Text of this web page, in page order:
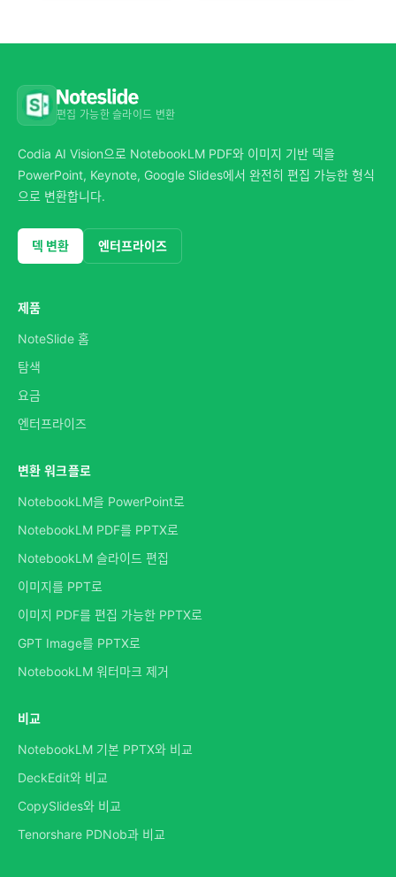
편집 가능한 슬라이드 변환
Codia AI Vision으로 NotebookLM PDF와 이미지 기반 덱을
PowerPoint, Keynote, Google Slides에서 완전히 편집 가능한 형식
으로 변환합니다.
덱 변환 엔터프라이즈
제품
NoteSlide 홈
탐색
요금
엔터프라이즈
변환 워크플로
NotebookLM을 PowerPoint로
NotebookLM PDF를 PPTX로
NotebookLM 슬라이드 편집
이미지를 PPT로
이미지 PDF를 편집 가능한 PPTX로
GPT Image를 PPTX로
NotebookLM 워터마크 제거
비교
NotebookLM 기본 PPTX와 비교
DeckEdit와 비교
CopySlides와 비교
Tenorshare PDNob과 비교